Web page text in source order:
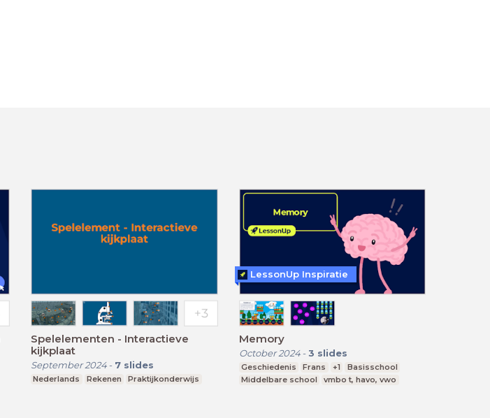
Spelelementen - Interactieve
kijkplaat
September 2024- 7 slides
Nederlands Rekenen Praktijkonderwijs
Memory
October 2024- 3 slides
Geschiedenis Frans +1
Basisschool
Middelbare school
vmbo t, havo, vwo
LessonUp Inspiratie